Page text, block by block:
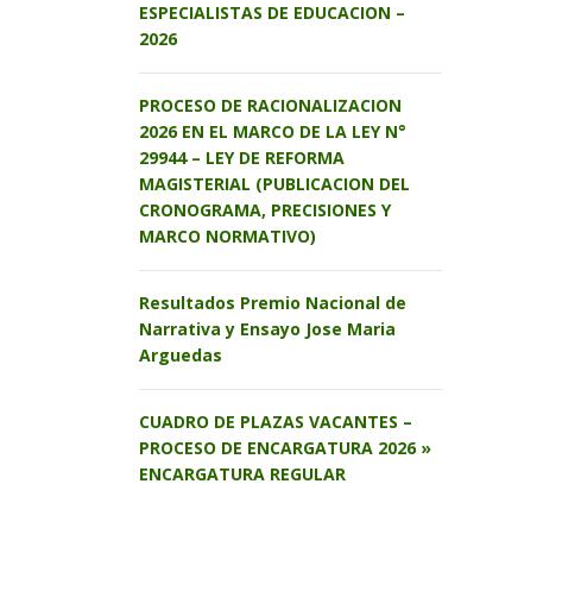
ESPECIALISTAS DE EDUCACION –
2026
PROCESO DE RACIONALIZACION
2026 EN EL MARCO DE LA LEY N°
29944 – LEY DE REFORMA
MAGISTERIAL (PUBLICACION DEL
CRONOGRAMA, PRECISIONES Y
MARCO NORMATIVO)
Resultados Premio Nacional de
Narrativa y Ensayo Jose Maria
Arguedas
CUADRO DE PLAZAS VACANTES –
PROCESO DE ENCARGATURA 2026 »
ENCARGATURA REGULAR